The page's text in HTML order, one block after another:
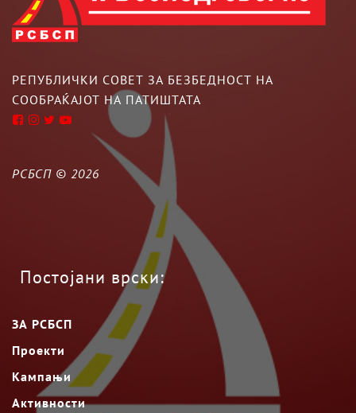
РЕПУБЛИЧКИ СОВЕТ ЗА БЕЗБЕДНОСТ НА
СООБРАЌАЈОТ НА ПАТИШТАТА
РСБСП © 2026
Постојани врски:
ЗА РСБСП
Проекти
Кампањи
Активности